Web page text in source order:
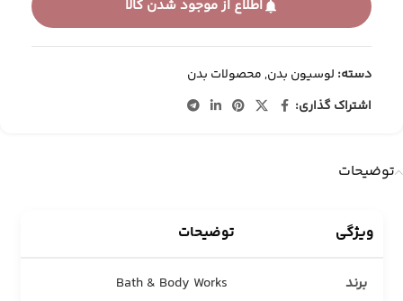
اطلاع از موجود شدن کالا
دسته: لوسیون بدن,محصولات بدن
اشتراک گذاری:
توضیحات
ویژگی توضیحات
برند Bath & Body Works